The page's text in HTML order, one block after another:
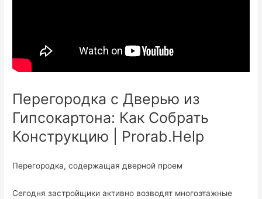
Перегородка с Дверью из
Гипсокартона: Как Собрать
Конструкцию | Prorab.Help
Перегородка, содержащая дверной проем
Сегодня застройщики активно возводят многоэтажные